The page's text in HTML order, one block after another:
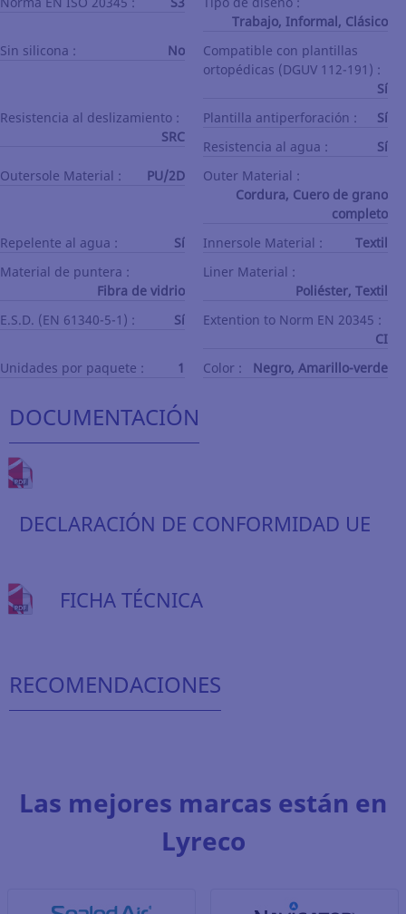
Trabajo, Informal, Clásico
Sin silicona :
No
Compatible con plantillas
ortopédicas (DGUV 112-191) :
Sí
Resistencia al deslizamiento :
SRC
Plantilla antiperforación :
Sí
Resistencia al agua :
Sí
Outersole Material :
PU/2D
Outer Material :
Cordura, Cuero de grano
completo
Repelente al agua :
Sí Innersole Material :
Textil
Material de puntera :
Fibra de vidrio
Liner Material :
Poliéster, Textil
E.S.D. (EN 61340-5-1) :
Sí
Extention to Norm EN 20345 :
CI
Unidades por paquete :
1 Color : Negro, Amarillo-verde
DOCUMENTACIÓN
DECLARACIÓN DE CONFORMIDAD UE
FICHA TÉCNICA
RECOMENDACIONES
Las mejores marcas están en
Lyreco